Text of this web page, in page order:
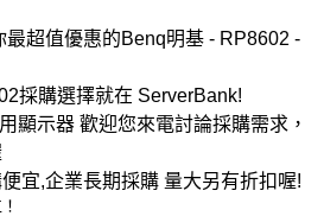
超值優惠的Benq明基 - RP8602 -
採購選擇就在 ServerBank!
顯示器 歡迎您來電討論採購需求，
宜,企業長期採購 量大另有折扣喔!